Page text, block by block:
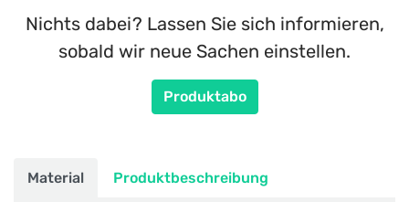
Nichts dabei? Lassen Sie sich informieren,
sobald wir neue Sachen einstellen.
Produktabo
Material Produktbeschreibung